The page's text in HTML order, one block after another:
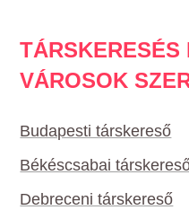
TÁRSKERESÉS
VÁROSOK
Budapesti társkereső
Békéscsabai
Debreceni társkereső